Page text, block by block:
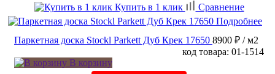
Купить в 1 клик
Сравнение
Подробнее
Паркетная доска Stockl Parkett Дуб Крек 17650 8900 ₽ / м2
код товара: 01-1514
В корзину